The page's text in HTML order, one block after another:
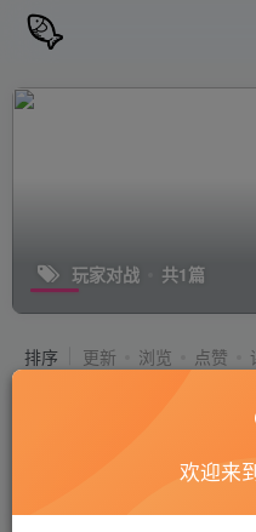
玩家对战 共1篇
排序 更新 浏览 点赞
席
模
欢迎来